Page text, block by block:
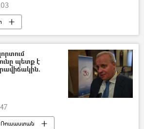
Ուկրաինա
պետք է
Ռուսաստան